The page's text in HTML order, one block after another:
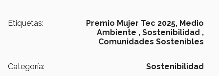
Etiquetas: Premio Mujer Tec 2025, Medio
Ambiente , Sostenibilidad ,
Comunidades Sostenibles
Categoría: Sostenibilidad